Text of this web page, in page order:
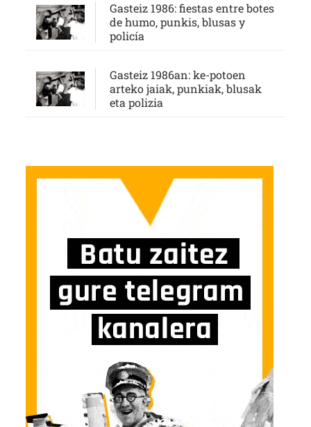
Gasteiz 1986: fiestas entre botes
de humo, punkis, blusas y
policía
Gasteiz 1986an: ke-potoen
arteko jaiak, punkiak, blusak
eta polizia